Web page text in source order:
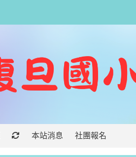
本站消息 社團報名